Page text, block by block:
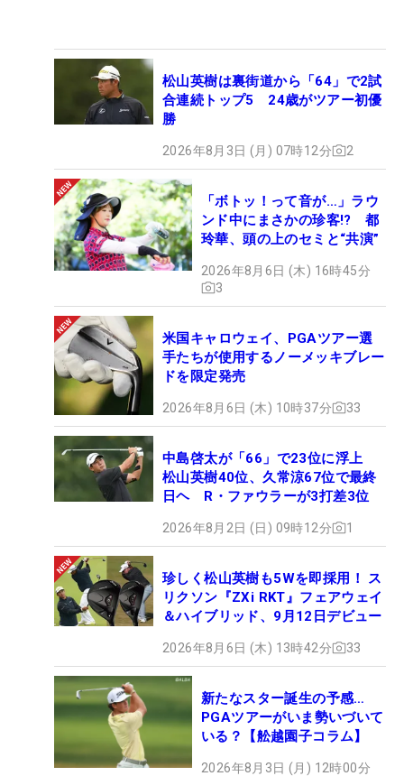
松山英樹は裏街道から「64」で2試
合連続トップ5 24歳がツアー初優
勝
2026年8月3日 (月) 07時12分 2
「ボトッ！って音が…」ラウ
ンド中にまさかの珍客!? 都
玲華、頭の上のセミと“共演”
2026年8月6日 (木) 16時45分
3
米国キャロウェイ、PGAツアー選
手たちが使用するノーメッキブレー
ドを限定発売
2026年8月6日 (木) 10時37分 33
中島啓太が「66」で23位に浮上
松山英樹40位、久常涼67位で最終
日ヘ R・ファウラーが3打差3位
2026年8月2日 (日) 09時12分 1
珍しく松山英樹も5Wを即採用！ ス
リクソン『ZXi RKT』フェアウェイ
＆ハイブリッド、9月12日デビュー
2026年8月6日 (木) 13時42分 33
新たなスター誕生の予感…
PGAツアーがいま勢いづいて
いる？【舩越園子コラム】
2026年8月3日 (月) 12時00分